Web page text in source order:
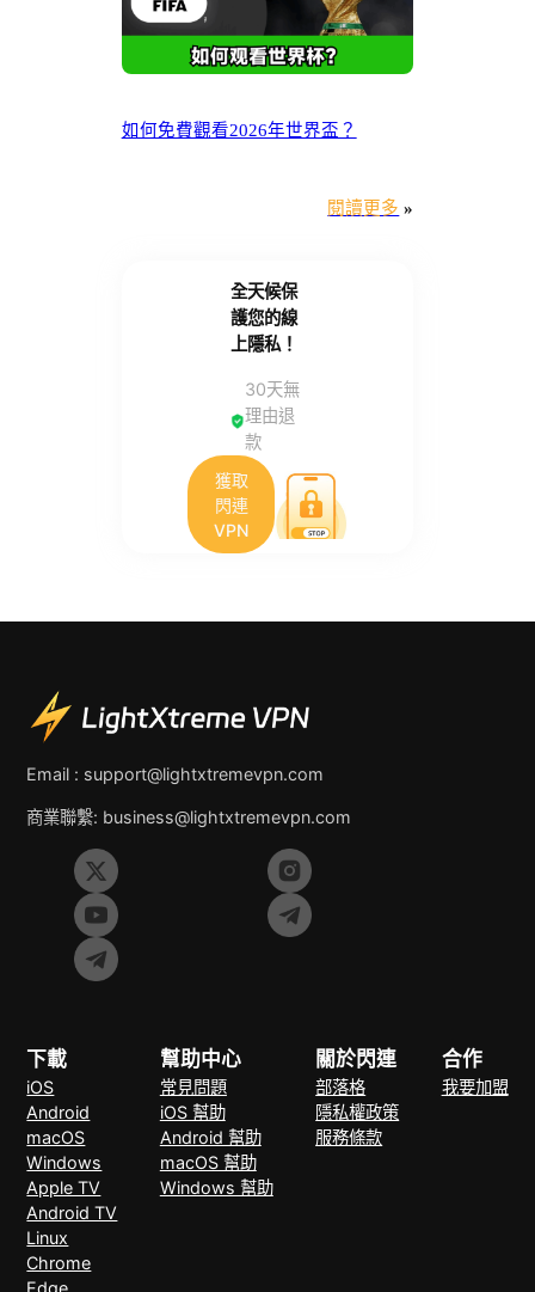
如何免費觀看2026年世界盃？
閱讀更多 »
全天候保
護您的線
上隱私！
30天無
理由退
款
獲取
閃連
VPN
Email : support@lightxtremevpn.com
商業聯繫: business@lightxtremevpn.com
下載
iOS
Android
macOS
Windows
Apple TV
Android TV
Linux
Chrome
Edge
幫助中心
常見問題
iOS 幫助
Android 幫助
macOS 幫助
Windows 幫助
關於閃連
部落格
隱私權政策
服務條款
合作
我要加盟